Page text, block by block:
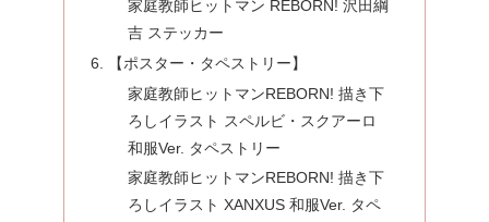
家庭教師ヒットマン REBORN! 沢田綱
吉 ステッカー
【ポスター・タペストリー】
家庭教師ヒットマンREBORN! 描き下
ろしイラスト スペルビ・スクアーロ
和服Ver. タペストリー
家庭教師ヒットマンREBORN! 描き下
ろしイラスト XANXUS 和服Ver. タペ